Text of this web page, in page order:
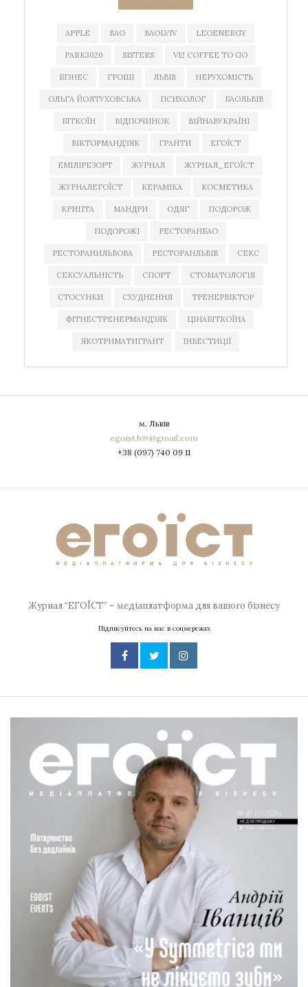
APPLE BAO BAOLVIV LEOENERGY
PARK3020 SISTERS V12 COFFEE TO GO
БІЗНЕС ГРОШІ ЛЬВІВ НЕРУХОМІСТЬ
ОЛЬГА ЙОЛТУХОВСЬКА ПСИХОЛОГ БАОЛЬВІВ
БІТКОЇН ВІДПОЧИНОК ВІЙНАВУКРАЇНІ
ВІКТОРМАНДЗЯК ГРАНТИ ЕГОЇСТ
ЕМІЛІРЕЗОРТ ЖУРНАЛ ЖУРНАЛ_ЕГОЇСТ
ЖУРНАЛЕГОЇСТ КЕРАМІКА КОСМЕТИКА
КРИПТА МАНДРИ ОДЯГ ПОДОРОЖ
ПОДОРОЖІ РЕСТОРАНБАО
РЕСТОРАНИЛЬВОВА РЕСТОРАНЛЬВІВ СЕКС
СЕКСУАЛЬНІСТЬ СПОРТ СТОМАТОЛОГІЯ
СТОСУНКИ СХУДНЕННЯ ТРЕНЕРВІКТОР
ФІТНЕСТРЕНЕРМАНДЗЯК ЦІНАБІТКОЇНА
ЯКОТРИМАТИГРАНТ ІНВЕСТИЦІЇ
м. Львів
egoist.lviv@gmail.com
+38 (097) 740 09 11
Журнал “ЕГОЇСТ” – медіаплатформа для вашого бізнесу
Підписуйтесь на нас в соцмережах